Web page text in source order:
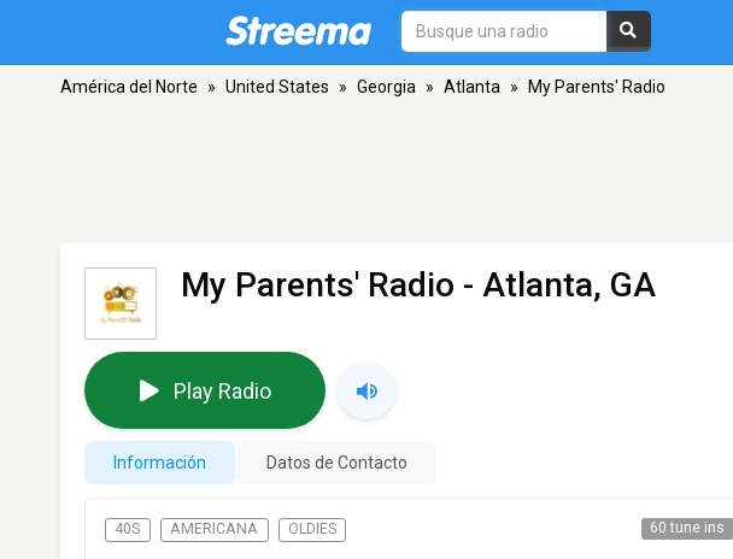
América del Norte » United States » Georgia » Atlanta » My Parents' Radio
My Parents' Radio - Atlanta, GA
Play Radio
Información Datos de Contacto
40S AMERICANA OLDIES 60 tune ins